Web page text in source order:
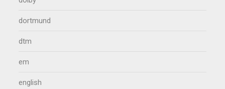
dortmund
dtm
em
english